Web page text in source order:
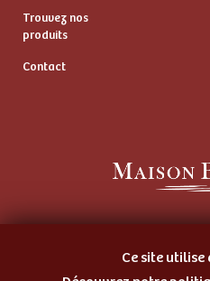
Trouvez nos
produits
Contact
et
Ce site utilise